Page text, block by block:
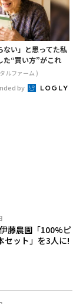
ない」と思ってた私
た“買い方”がこれ
ルファーム )
by
藤農園「100%ピ
ット」を3人に!